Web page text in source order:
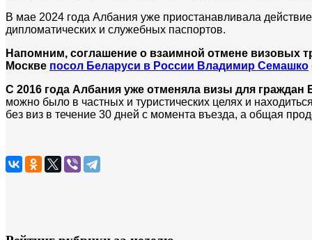
В мае 2024 года Албания уже приостанавливала
дипломатических и служебных паспортов.
Напомним, соглашение о взаимной отмене визовых
Москве посол Беларуси в России Владимир Семашко
С 2016 года Албания уже отменяла визы для граждан
можно было в частных и туристических целях и
без виз в течение 30 дней с момента въезда, а общая